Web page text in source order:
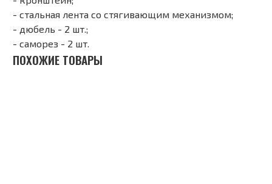
- стальная лента со стягивающим механизмом;
- дюбель - 2 шт.;
- саморез - 2 шт.
ПОХОЖИЕ ТОВАРЫ